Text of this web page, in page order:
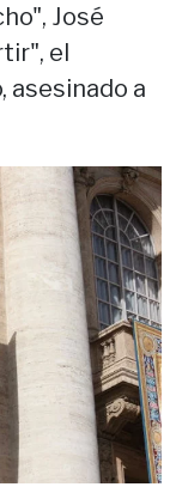
José
el
asesinado a